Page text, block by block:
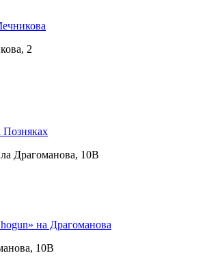
2
Позняках
Драгоманова, 10В
на Драгоманова
10В